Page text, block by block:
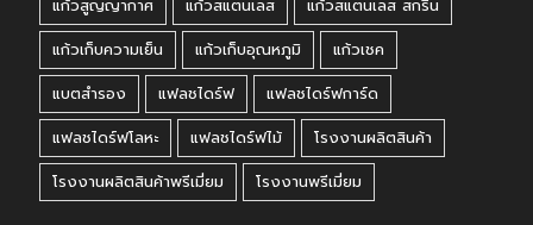
แก้วสูญญากาศ
แก้วสแตนเลส
แก้วสแตนเลส สกรีน
แก้วเก็บความเย็น
แก้วเก็บอุณหภูมิ
แก้วเชค
แบตสำรอง
แฟลชไดร์ฟ
แฟลชไดร์ฟการ์ด
แฟลชไดร์ฟโลหะ
แฟลชไดร์ฟไม้
โรงงานผลิตสินค้า
โรงงานผลิตสินค้าพรีเมี่ยม
โรงงานพรีเมี่ยม